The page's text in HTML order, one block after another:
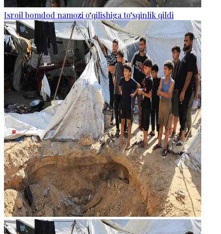
Isroil bomdod namozi o‘qilishiga to‘sqinlik qildi